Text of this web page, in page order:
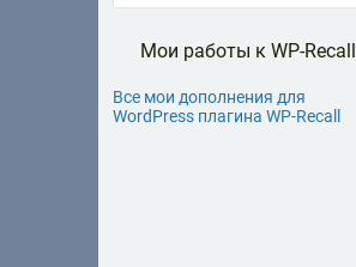
Мои работы к WP-Recall
Все мои дополнения для
WordPress плагина WP-Recall